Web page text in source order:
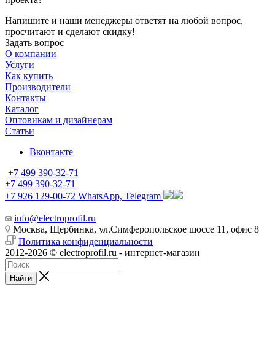
Напишите и наши менеджеры ответят на любой вопрос,
просчитают и сделают скидку!
Задать вопрос
О компании
Услуги
Как купить
Производители
Контакты
Каталог
Оптовикам и дизайнерам
Статьи
Вконтакте
+7 499 390-32-71
+7 499 390-32-71
+7 926 129-00-72 WhatsApp, Telegram
info@electroprofil.ru
Москва, Щербинка, ул.Симферопольское шоссе 11, офис 8
Политика конфиденциальности
2012-2026 © electroprofil.ru - интернет-магазин
Найти